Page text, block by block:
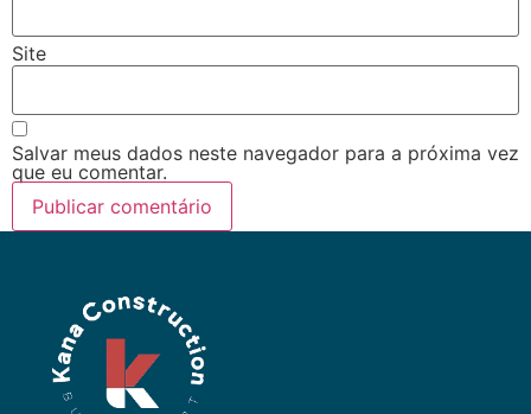
Site
Salvar meus dados neste navegador para a próxima vez
que eu comentar.